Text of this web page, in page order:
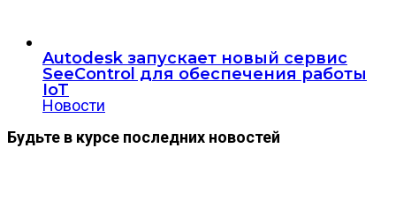
Autodesk запускает новый сервис
SeeControl для обеспечения работы
IoT
Новости
Будьте в курсе последних новостей